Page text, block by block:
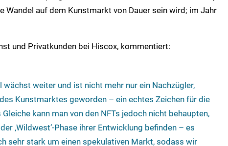
Wandel auf dem Kunstmarkt von Dauer sein wird; im Jahr
und Privatkunden bei Hiscox, kommentiert:
wächst weiter und ist nicht mehr nur ein Nachzügler,
Kunstmarktes geworden – ein echtes Zeichen für die
kann man von den NFTs jedoch nicht behaupten,
‚Wildwest‘-Phase ihrer Entwicklung befinden – es
sehr stark um einen spekulativen Markt, sodass wir